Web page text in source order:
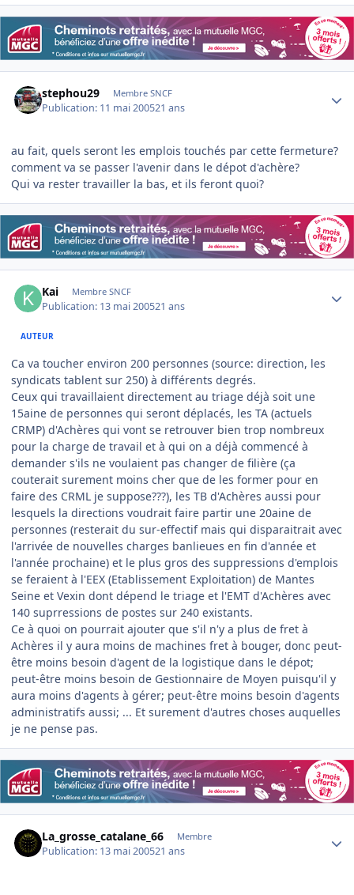
stephou29 Membre SNCF
Publication: 11 mai 200521 ans
au fait, quels seront les emplois touchés par cette fermeture?
comment va se passer l'avenir dans le dépot d'achère?
Qui va rester travailler la bas, et ils feront quoi?
Kai Membre SNCF
Publication: 13 mai 200521 ans
AUTEUR
Ca va toucher environ 200 personnes (source: direction, les
syndicats tablent sur 250) à différents degrés.
Ceux qui travaillaient directement au triage déjà soit une
15aine de personnes qui seront déplacés, les TA (actuels
CRMP) d'Achères qui vont se retrouver bien trop nombreux
pour la charge de travail et à qui on a déjà commencé à
demander s'ils ne voulaient pas changer de filière (ça
couterait surement moins cher que de les former pour en
faire des CRML je suppose???), les TB d'Achères aussi pour
lesquels la directions voudrait faire partir une 20aine de
personnes (resterait du sur-effectif mais qui disparaitrait avec
l'arrivée de nouvelles charges banlieues en fin d'année et
l'année prochaine) et le plus gros des suppressions d'emplois
se feraient à l'EEX (Etablissement Exploitation) de Mantes
Seine et Vexin dont dépend le triage et l'EMT d'Achères avec
140 suprressions de postes sur 240 existants.
Ce à quoi on pourrait ajouter que s'il n'y a plus de fret à
Achères il y aura moins de machines fret à bouger, donc peut-
être moins besoin d'agent de la logistique dans le dépot;
peut-être moins besoin de Gestionnaire de Moyen puisqu'il y
aura moins d'agents à gérer; peut-être moins besoin d'agents
administratifs aussi; ... Et surement d'autres choses auquelles
je ne pense pas.
La_grosse_catalane_66 Membre
Publication: 13 mai 200521 ans